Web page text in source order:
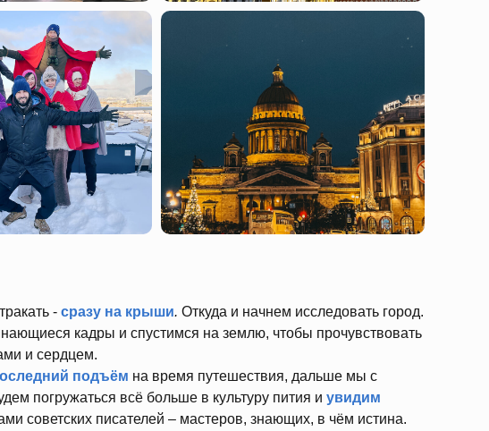
- сразу на крыши. Откуда и начнем исследовать город.
кадры и спустимся на землю, чтобы прочувствовать
и сердцем.
подъём на время путешествия, дальше мы с
погружаться всё больше в культуру пития и увидим
советских писателей – мастеров, знающих, в чём истина.